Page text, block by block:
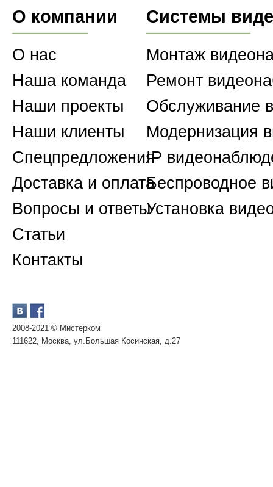
О компании
О нас
Наша команда
Наши проекты
Наши клиенты
Спецпредложения
Доставка и оплата
Вопросы и ответы
Статьи
Контакты
2008-2021 © Мистерком
111622, Москва, ул.Большая Косинская, д.27
Системы
Монтаж
Ремонт
Обслуживание
Модернизация
IP
Беспроводное
Установка